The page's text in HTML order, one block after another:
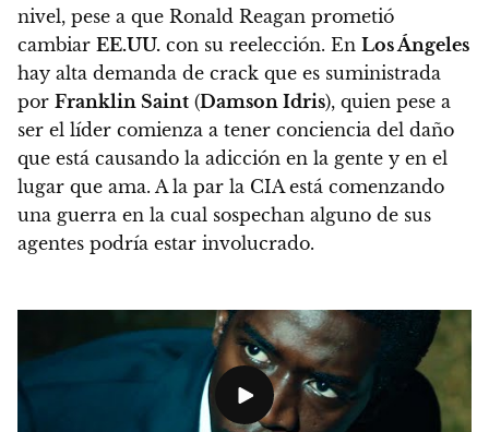
nivel, pese a que Ronald Reagan prometió
cambiar EE.UU. con su reelección. En Los Ángeles
hay alta demanda de crack que es suministrada
por Franklin Saint (Damson Idris), quien pese a
ser el líder comienza a tener conciencia del daño
que está causando la adicción en la gente y en el
lugar que ama. A la par la CIA está comenzando
una guerra en la cual sospechan alguno de sus
agentes podría estar involucrado.